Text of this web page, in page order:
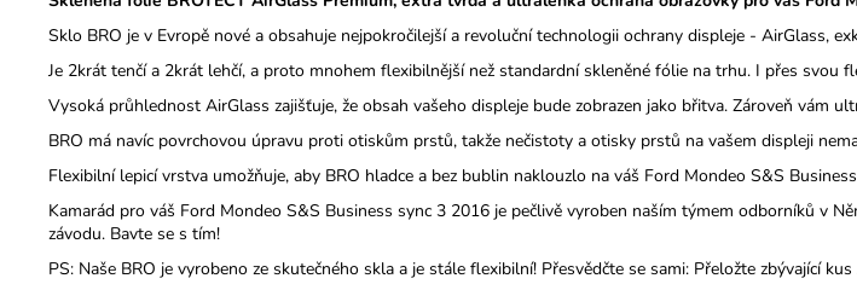
Sklo BRO je v Evropě nové a obsahuje nejpokročilejší a revoluční technologii ochrany displeje - AirGlass,
Je 2krát tenčí a 2krát lehčí, a proto mnohem flexibilnější než standardní skleněné fólie na trhu. I přes svou
Vysoká průhlednost AirGlass zajišťuje, že obsah vašeho displeje bude zobrazen jako břitva. Zároveň vám
BRO má navíc povrchovou úpravu proti otiskům prstů, takže nečistoty a otisky prstů na vašem displeji
Flexibilní lepicí vrstva umožňuje, aby BRO hladce a bez bublin naklouzlo na váš Ford Mondeo S&S
Kamarád pro váš Ford Mondeo S&S Business sync 3 2016 je pečlivě vyroben naším týmem odborníků v
závodu. Bavte se s tím!
PS: Naše BRO je vyrobeno ze skutečného skla a je stále flexibilní! Přesvědčte se sami: Přeložte zbývající